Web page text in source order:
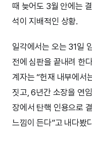
때 늦어도 3월 안에는
석이 지배적인 상황.
일각에서는 오는 31일
전에 심판을 끝내려 한
계자는 “헌재 내부에서
짓고, 6년간 소장을 연
장에서 탄핵 인용으로
느낌이 든다”고 내다봤